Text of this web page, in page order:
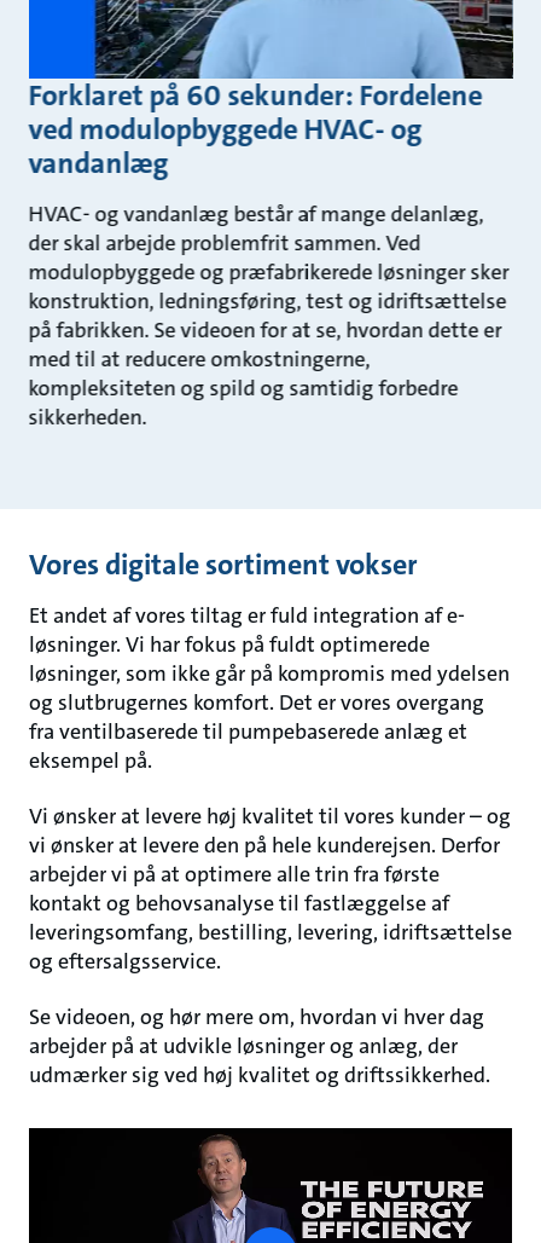
Forklaret på 60 sekunder: Fordelene
ved modulopbyggede HVAC- og
vandanlæg
HVAC- og vandanlæg består af mange delanlæg,
der skal arbejde problemfrit sammen. Ved
modulopbyggede og præfabrikerede løsninger sker
konstruktion, ledningsføring, test og idriftsættelse
på fabrikken. Se videoen for at se, hvordan dette er
med til at reducere omkostningerne,
kompleksiteten og spild og samtidig forbedre
sikkerheden.
Vores digitale sortiment vokser
Et andet af vores tiltag er fuld integration af e-
løsninger. Vi har fokus på fuldt optimerede
løsninger, som ikke går på kompromis med ydelsen
og slutbrugernes komfort. Det er vores overgang
fra ventilbaserede til pumpebaserede anlæg et
eksempel på.
Vi ønsker at levere høj kvalitet til vores kunder – og
vi ønsker at levere den på hele kunderejsen. Derfor
arbejder vi på at optimere alle trin fra første
kontakt og behovsanalyse til fastlæggelse af
leveringsomfang, bestilling, levering, idriftsættelse
og eftersalgsservice.
Se videoen, og hør mere om, hvordan vi hver dag
arbejder på at udvikle løsninger og anlæg, der
udmærker sig ved høj kvalitet og driftssikkerhed.